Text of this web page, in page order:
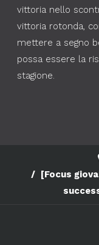
vittoria nello
vittoria rotonda,
mettere a segno
possa essere la
stagione.
[Focus